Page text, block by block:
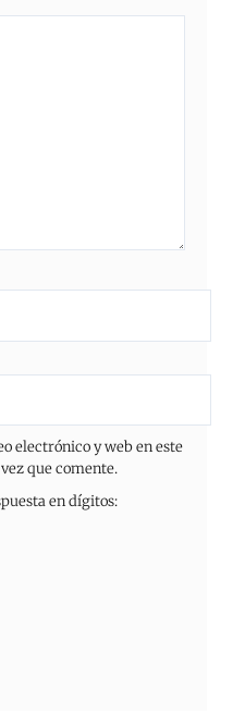
electrónico y web en este
que comente.
en dígitos: